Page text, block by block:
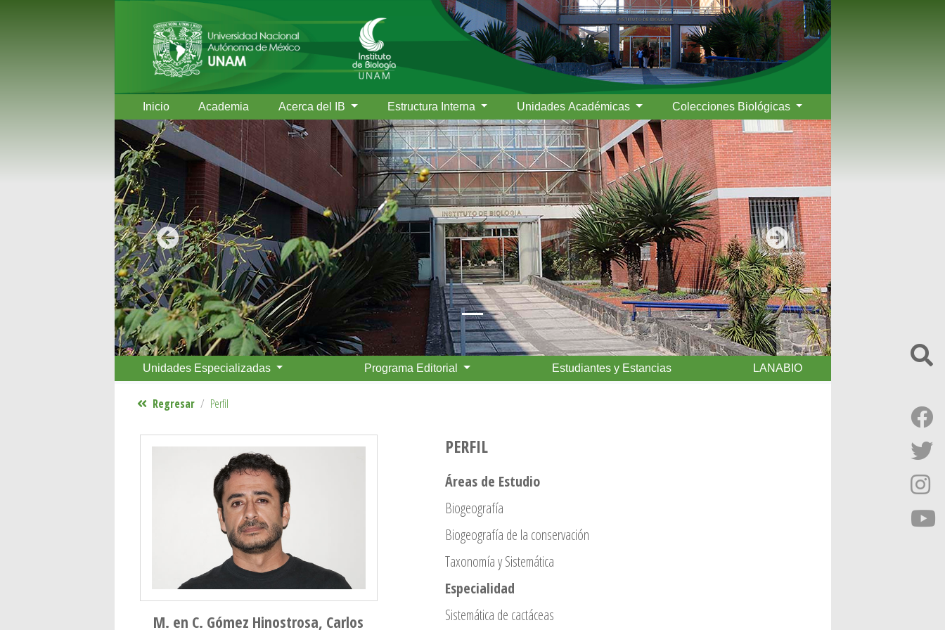
Inicio Academia Acerca del IB Estructura Interna Unidades Académicas Colecciones Biológicas
Anterior Siguiente
Unidades Especializadas Programa Editorial Estudiantes y Estancias LANABIO
Regresar Perfil
M. en C. Gómez Hinostrosa, Carlos
PERFIL
Áreas de Estudio
Biogeografía
Biogeografía de la conservación
Taxonomía y Sistemática
Especialidad
Sistemática de cactáceas